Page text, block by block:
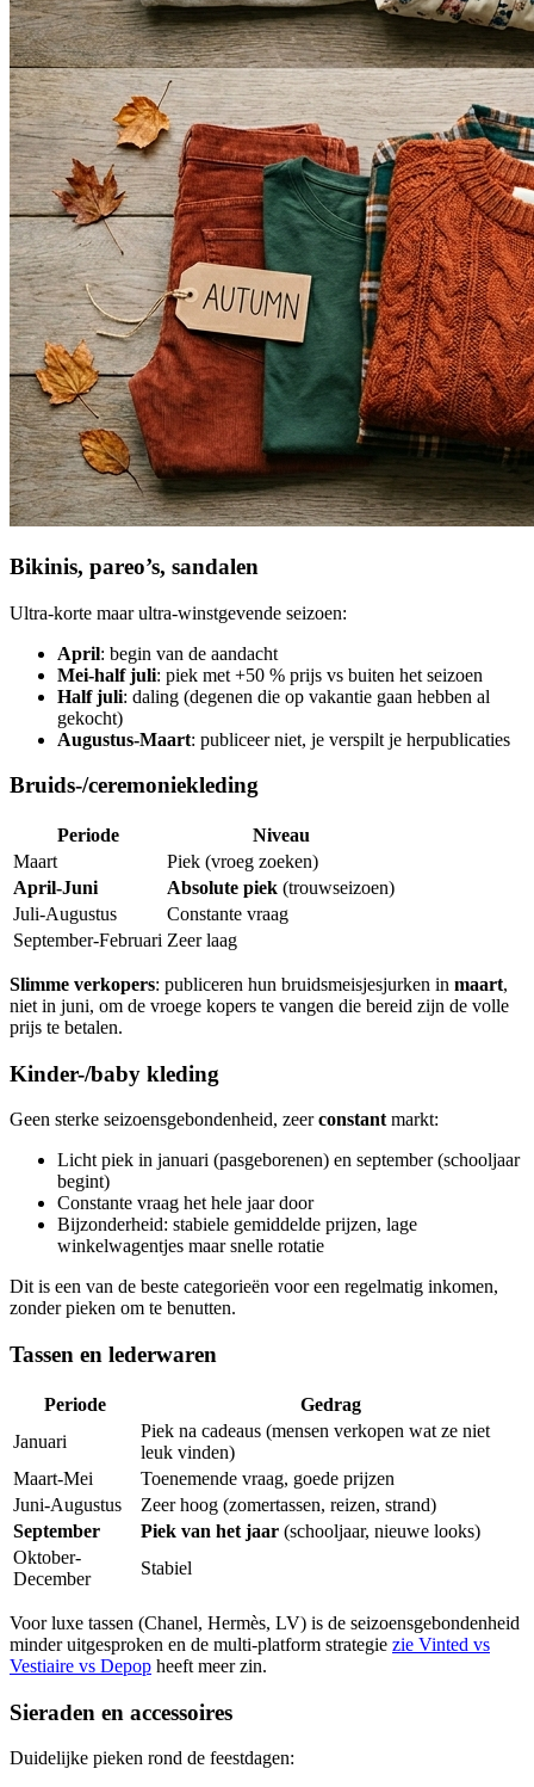
Bikinis, pareo’s, sandalen
Ultra-korte maar ultra-winstgevende seizoen:
April: begin van de aandacht
Mei-half juli: piek met +50 % prijs vs buiten het seizoen
Half juli: daling (degenen die op vakantie gaan hebben al
gekocht)
Augustus-Maart: publiceer niet, je verspilt je herpublicaties
Bruids-/ceremoniekleding
Periode
Niveau
Maart
Piek (vroeg zoeken)
April-Juni
Absolute piek (trouwseizoen)
Juli-Augustus
Constante vraag
September-Februari Zeer laag
Slimme verkopers: publiceren hun bruidsmeisjesjurken in maart,
niet in juni, om de vroege kopers te vangen die bereid zijn de volle
prijs te betalen.
Kinder-/baby kleding
Geen sterke seizoensgebondenheid, zeerconstantmarkt:
Licht piek in januari (pasgeborenen) en september (schooljaar
begint)
Constante vraag het hele jaar door
Bijzonderheid: stabiele gemiddelde prijzen, lage
winkelwagentjes maar snelle rotatie
Dit is een van de beste categorieën voor een regelmatig inkomen,
zonder pieken om te benutten.
Tassen en lederwaren
Periode
Gedrag
Januari
Piek na cadeaus (mensen verkopen wat ze niet
leuk vinden)
Maart-Mei
Toenemende vraag, goede prijzen
Juni-Augustus
Zeer hoog (zomertassen, reizen, strand)
September
Piek van het jaar (schooljaar, nieuwe looks)
Oktober-
December
Stabiel
Voor luxe tassen (Chanel, Hermès, LV) is de seizoensgebondenheid
minder uitgesproken en de multi-platform strategie zie Vinted vs
Vestiaire vs Depop heeft meer zin.
Sieraden en accessoires
Duidelijke pieken rond de feestdagen: